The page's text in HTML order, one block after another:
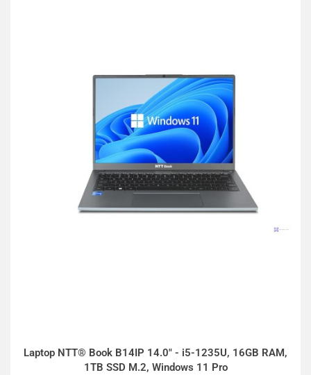
Laptop NTT® Book B14IP 14.0" - i5-1235U, 16GB RAM,
1TB SSD M.2, Windows 11 Pro